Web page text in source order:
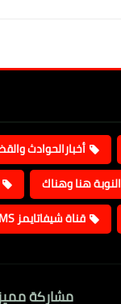
أخبارالحوادث
النوبة هنا وهناك
قناة شيفاتايمز TV / SHEFATAIMS
مشاركة